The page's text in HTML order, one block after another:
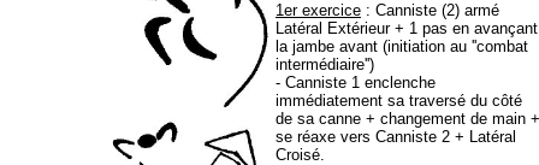
1er exercice : Canniste (2) armé
Latéral Extérieur + 1 pas en avançant
la jambe avant (initiation au ''combat
intermédiaire'')
- Canniste 1 enclenche
immédiatement sa traversé du côté
de sa canne + changement de main +
se réaxe vers Canniste 2 + Latéral
Croisé.